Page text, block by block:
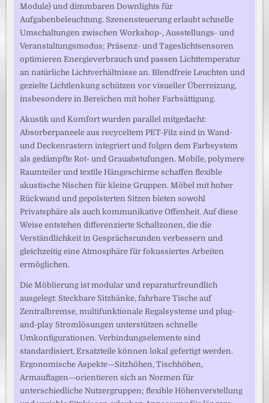
Module) und dimmbaren Downlights für
Aufgabenbeleuchtung. Szenensteuerung erlaubt schnelle
Umschaltungen zwischen Workshop-, Ausstellungs- und
Veranstaltungsmodus; Präsenz- und Tageslichtsensoren
optimieren Energieverbrauch und passen Lichttemperatur
an natürliche Lichtverhältnisse an. Blendfreie Leuchten und
gezielte Lichtlenkung schützen vor visueller Überreizung,
insbesondere in Bereichen mit hoher Farbsättigung.
Akustik und Komfort wurden parallel mitgedacht:
Absorberpaneele aus recyceltem PET-Filz sind in Wand-
und Deckenrastern integriert und folgen dem Farbsystem
als gedämpfte Rot- und Grauabstufungen. Mobile, polymere
Raumteiler und textile Hängeschirme schaffen flexible
akustische Nischen für kleine Gruppen. Möbel mit hoher
Rückwand und gepolsterten Sitzen bieten sowohl
Privatsphäre als auch kommunikative Offenheit. Auf diese
Weise entstehen differenzierte Schallzonen, die die
Verständlichkeit in Gesprächsrunden verbessern und
gleichzeitig eine Atmosphäre für fokussiertes Arbeiten
ermöglichen.
Die Möblierung ist modular und reparaturfreundlich
ausgelegt: Steckbare Sitzbänke, fahrbare Tische auf
Zentralbremse, multifunktionale Regalsysteme und plug-
and-play Stromlösungen unterstützen schnelle
Umkonfigurationen. Verbindungselemente sind
standardisiert, Ersatzteile können lokal gefertigt werden.
Ergonomische Aspekte—Sitzhöhen, Tischhöhen,
Armauflagen—orientieren sich an Normen für
unterschiedliche Nutzergruppen; flexible Höhenverstellung